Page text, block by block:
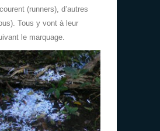
(runners), d’autres
Tous y vont à leur
le marquage.